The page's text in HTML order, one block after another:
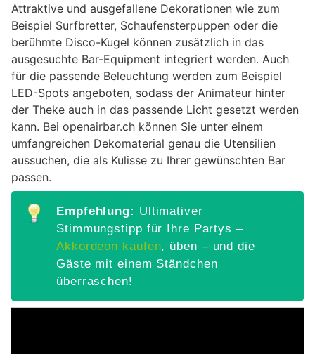
Attraktive und ausgefallene Dekorationen wie zum
Beispiel Surfbretter, Schaufensterpuppen oder die
berühmte Disco-Kugel können zusätzlich in das
ausgesuchte Bar-Equipment integriert werden. Auch
für die passende Beleuchtung werden zum Beispiel
LED-Spots angeboten, sodass der Animateur hinter
der Theke auch in das passende Licht gesetzt werden
kann. Bei openairbar.ch können Sie unter einem
umfangreichen Dekomaterial genau die Utensilien
aussuchen, die als Kulisse zu Ihrer gewünschten Bar
passen.
Empfehlung: Ultimativer
Stimmungstipp für Ihre Partys –
Akkordeon kaufen, üben – und die
Gäste mit einem Ständchen
überraschen!